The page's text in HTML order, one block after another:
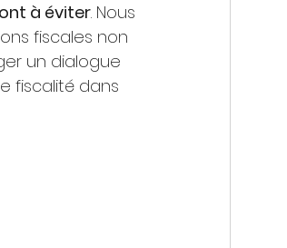
à éviter. Nous
fiscales non
un dialogue
fiscalité dans